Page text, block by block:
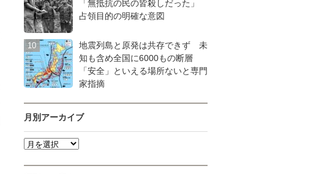
「無抵抗の民の皆殺しだった」
占領目的の明確な意図
地震列島と原発は共存できず 未
知も含め全国に6000もの断層
「安全」といえる場所ないと専門
家指摘
月別アーカイブ